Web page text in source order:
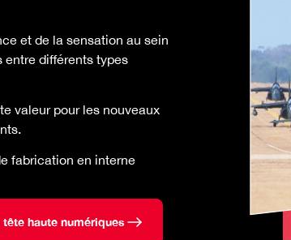
et de la sensation au sein
entre différents types
valeur pour les nouveaux
fabrication en interne
haute numériques